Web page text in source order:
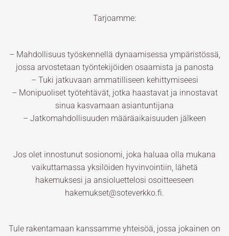
Tarjoamme:
– Mahdollisuus työskennellä dynaamisessa ympäristössä,
jossa arvostetaan työntekijöiden osaamista ja panosta
– Tuki jatkuvaan ammatilliseen kehittymiseesi
– Monipuoliset työtehtävät, jotka haastavat ja innostavat
sinua kasvamaan asiantuntijana
– Jatkomahdollisuuden määräaikaisuuden jälkeen
Jos olet innostunut sosionomi, joka haluaa olla mukana
vaikuttamassa yksilöiden hyvinvointiin, lähetä
hakemuksesi ja ansioluettelosi osoitteeseen
hakemukset@soteverkko.fi.
Tule rakentamaan kanssamme yhteisöä, jossa jokainen on